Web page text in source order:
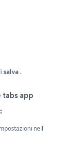
salva .
tabs app
nell